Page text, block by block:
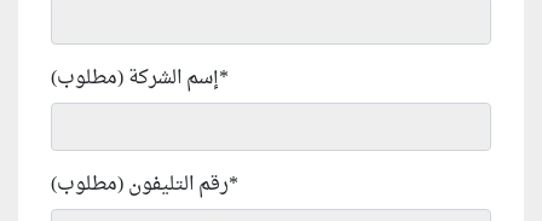
إسم الشركة (مطلوب)*
رقم التليفون (مطلوب)*